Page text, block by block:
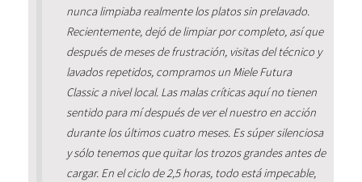
nunca limpiaba realmente los platos sin prelavado.
Recientemente, dejó de limpiar por completo, así que
después de meses de frustración, visitas del técnico y
lavados repetidos, compramos un Miele Futura
Classic a nivel local. Las malas críticas aquí no tienen
sentido para mí después de ver el nuestro en acción
durante los últimos cuatro meses. Es súper silenciosa
y sólo tenemos que quitar los trozos grandes antes de
cargar. En el ciclo de 2,5 horas, todo está impecable,